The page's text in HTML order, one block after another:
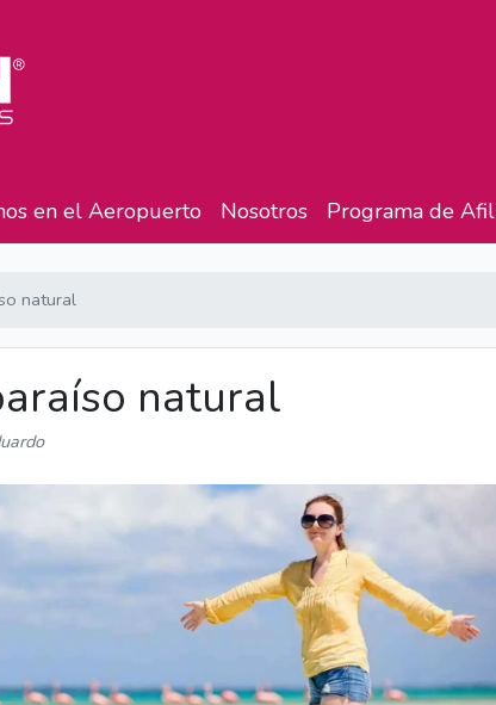
en el Aeropuerto Nosotros Programa de
natural
natural